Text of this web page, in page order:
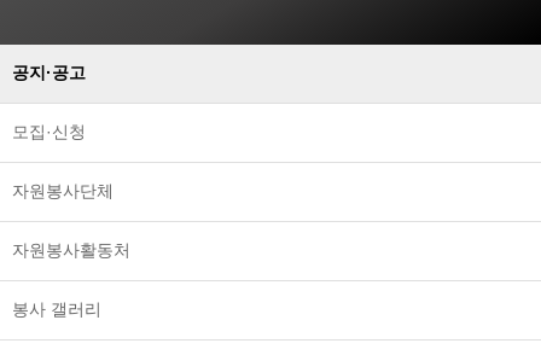
공지·공고
모집·신청
자원봉사단체
자원봉사활동처
봉사 갤러리